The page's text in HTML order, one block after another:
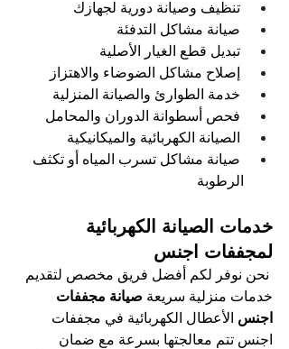
تنظيف وصيانة دورية لجهازك
صيانة مشاكل التدفئة
تبديل قطع الغيار الأصلية
إصلاح مشاكل الضوضاء والاهتزاز
خدمة الطوارئ والصيانة المنزلية
فحص أسطوانة الدوران والمحامل
الصيانة الكهربائية والميكانيكية
صيانة مشاكل تسرب المياه أو تكثف
الرطوبة
خدمات الصيانة الكهربائية
لمجففات اجنس
نحن نوفر لكم أفضل فريق مخصص لتقديم
خدمات منزلية سريعة صيانة مجففات
اجنس الأعطال الكهربائية في مجففات
اجنس تتم معالجتها بسرعة مع ضمان